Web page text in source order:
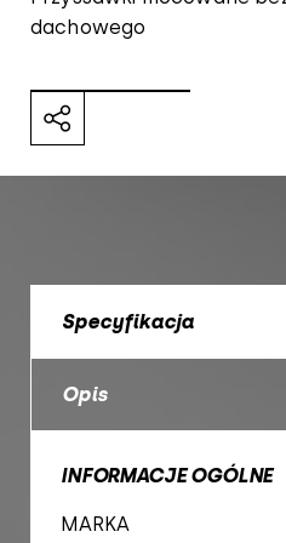
dachowego
Specyfikacja
Opis
INFORMACJE OGÓLNE
MARKA